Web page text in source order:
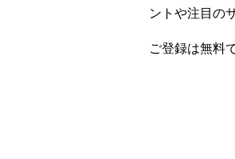
ントや注目の
ご登録は無料